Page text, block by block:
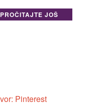
PROČITAJTE JOŠ